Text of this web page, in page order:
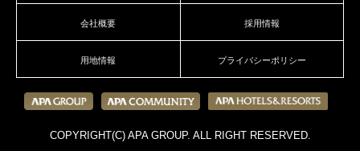
会社概要 採用情報
用地情報 プライバシーポリシー
COPYRIGHT(C) APA GROUP. ALL RIGHT RESERVED.